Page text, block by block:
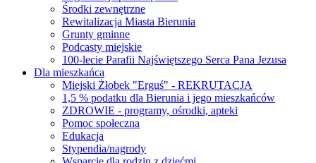
Środki zewnętrzne
Rewitalizacja Miasta Bierunia
Grunty gminne
Podcasty miejskie
100-lecie Parafii Najświętszego Serca Pana Jezusa
Dla mieszkańca
Miejski Żłobek "Erguś" - REKRUTACJA
1,5 % podatku dla Bierunia i jego mieszkańców
ZDROWIE - programy, ośrodki, apteki
Pomoc społeczna
Edukacja
Stypendia/nagrody